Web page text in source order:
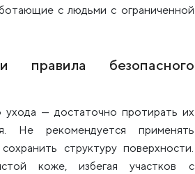
с людьми с ограниченной
безопасного
— достаточно протирать их
Не рекомендуется применять
структуру поверхности.
коже, избегая участков с